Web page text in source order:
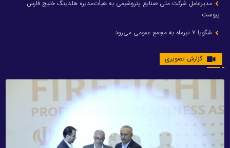
مدیرعامل شرکت ملی صنایع پتروشیمی به هیأت‌مدیره هلدینگ خلیج فارس
پیوست
شگویا ۷ تیرماه به مجمع عمومی می‌رود
گزارش تصویری